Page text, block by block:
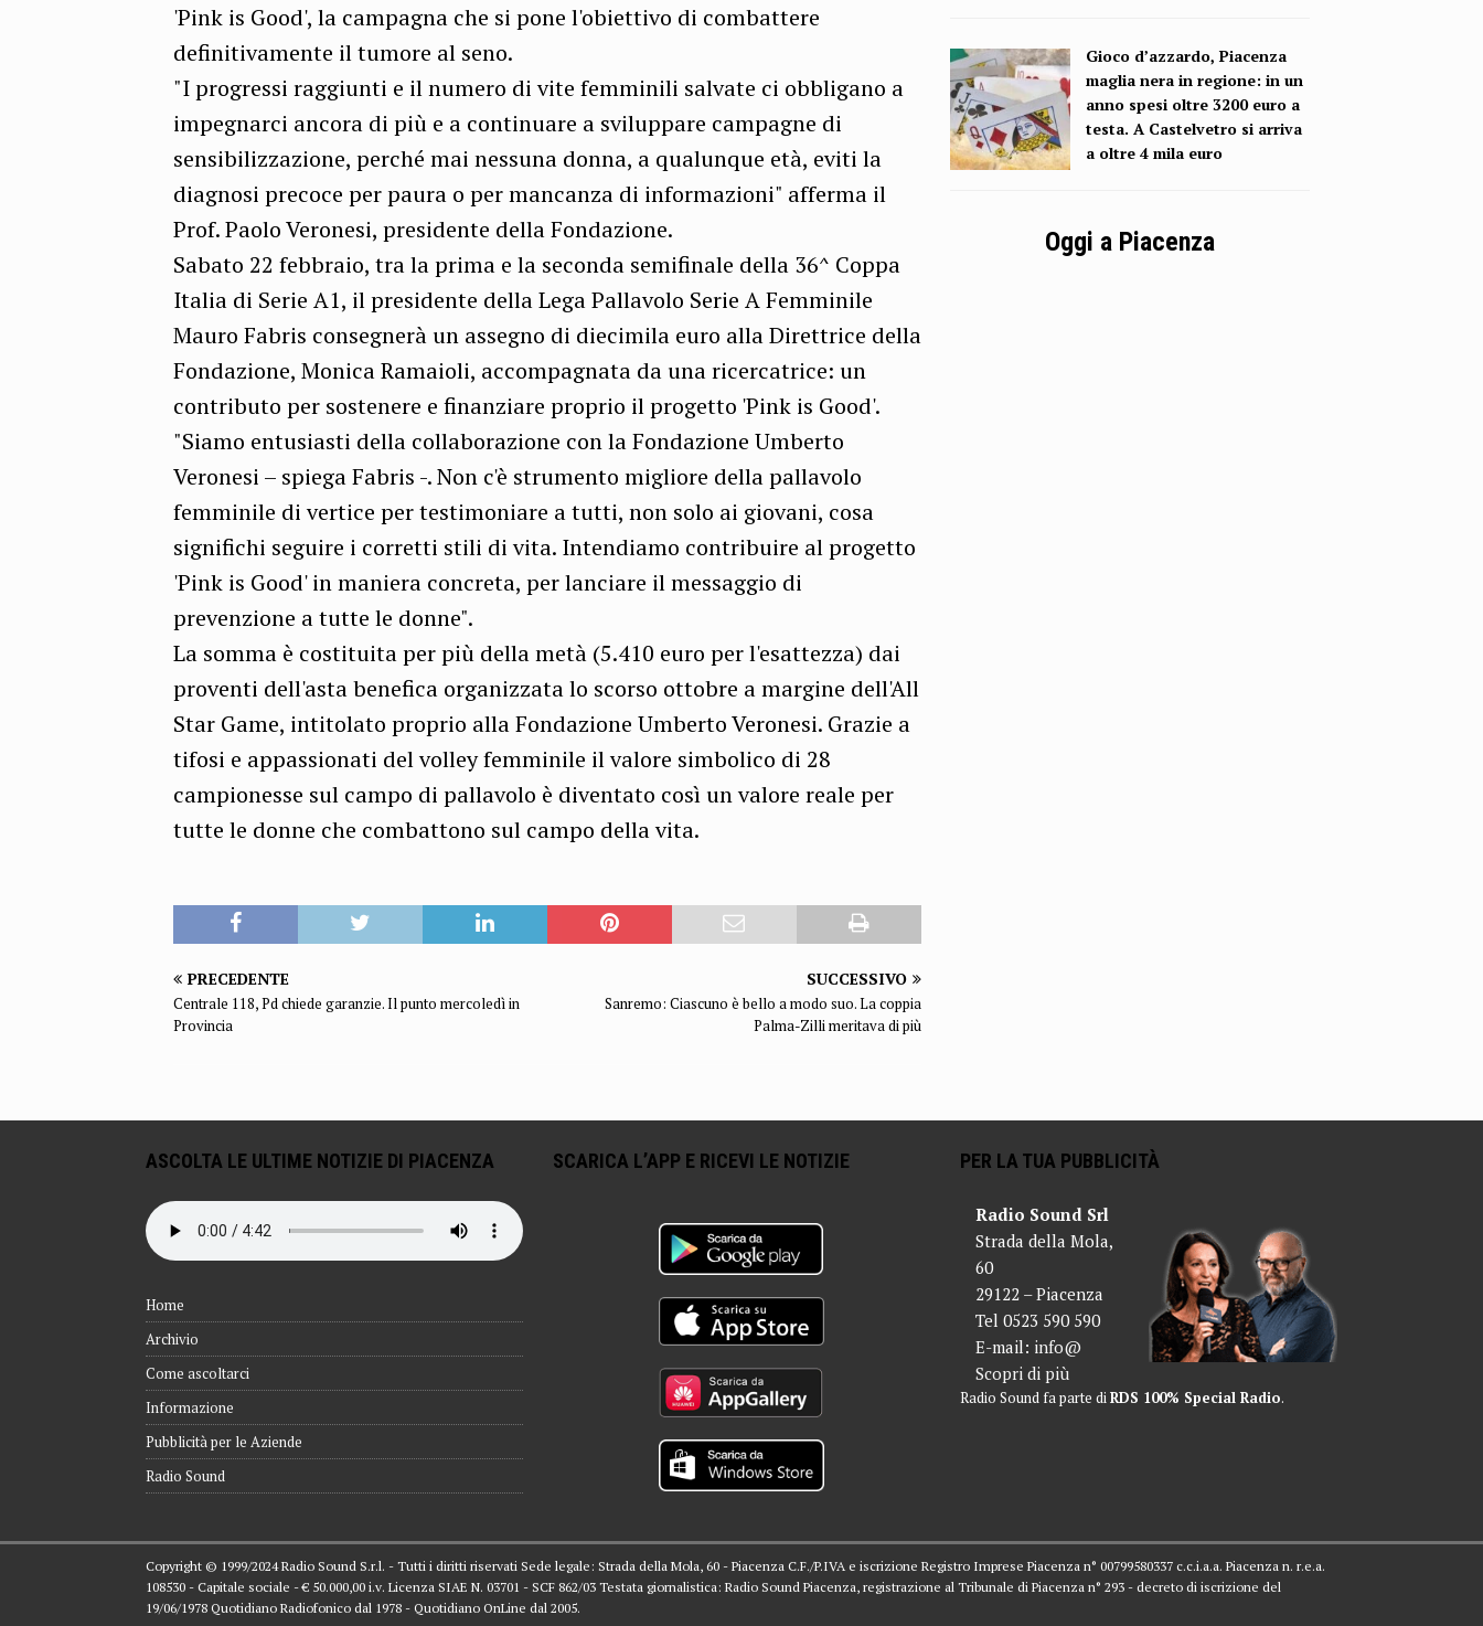
'Pink is Good', la campagna che si pone l'obiettivo di combattere
definitivamente il tumore al seno.
"I progressi raggiunti e il numero di vite femminili salvate ci obbligano a
impegnarci ancora di più e a continuare a sviluppare campagne di
sensibilizzazione, perché mai nessuna donna, a qualunque età, eviti la
diagnosi precoce per paura o per mancanza di informazioni" afferma il
Prof. Paolo Veronesi, presidente della Fondazione.
Sabato 22 febbraio, tra la prima e la seconda semifinale della 36^ Coppa
Italia di Serie A1, il presidente della Lega Pallavolo Serie A Femminile
Mauro Fabris consegnerà un assegno di diecimila euro alla Direttrice della
Fondazione, Monica Ramaioli, accompagnata da una ricercatrice: un
contributo per sostenere e finanziare proprio il progetto 'Pink is Good'.
"Siamo entusiasti della collaborazione con la Fondazione Umberto
Veronesi – spiega Fabris -. Non c'è strumento migliore della pallavolo
femminile di vertice per testimoniare a tutti, non solo ai giovani, cosa
significhi seguire i corretti stili di vita. Intendiamo contribuire al progetto
'Pink is Good' in maniera concreta, per lanciare il messaggio di
prevenzione a tutte le donne".
La somma è costituita per più della metà (5.410 euro per l'esattezza) dai
proventi dell'asta benefica organizzata lo scorso ottobre a margine dell'All
Star Game, intitolato proprio alla Fondazione Umberto Veronesi. Grazie a
tifosi e appassionati del volley femminile il valore simbolico di 28
campionesse sul campo di pallavolo è diventato così un valore reale per
tutte le donne che combattono sul campo della vita.
PRECEDENTE
Centrale 118, Pd chiede garanzie. Il punto mercoledì in
Provincia
SUCCESSIVO
Sanremo: Ciascuno è bello a modo suo. La coppia
Palma-Zilli meritava di più
Gioco d’azzardo, Piacenza
maglia nera in regione: in un
anno spesi oltre 3200 euro a
testa. A Castelvetro si arriva
a oltre 4 mila euro
Oggi a Piacenza
ASCOLTA LE ULTIME NOTIZIE DI PIACENZA
Home
Archivio
Come ascoltarci
Informazione
Pubblicità per le Aziende
Radio Sound
SCARICA L’APP E RICEVI LE NOTIZIE PER LA TUA PUBBLICITÀ
Radio Sound Srl
Strada della Mola,
60
29122 – Piacenza
Tel 0523 590 590
E-mail: info@
Scopri di più
Radio Sound fa parte diRDS 100% Special Radio.
Copyright © 1999/2024 Radio Sound S.r.l. - Tutti i diritti riservati Sede legale: Strada della Mola, 60 - Piacenza C.F./P.IVA e iscrizione Registro Imprese Piacenza n° 00799580337 c.c.i.a.a. Piacenza n. r.e.a.
108530 - Capitale sociale - € 50.000,00 i.v. Licenza SIAE N. 03701 - SCF 862/03 Testata giornalistica: Radio Sound Piacenza, registrazione al Tribunale di Piacenza n° 293 - decreto di iscrizione del
19/06/1978 Quotidiano Radiofonico dal 1978 - Quotidiano OnLine dal 2005.